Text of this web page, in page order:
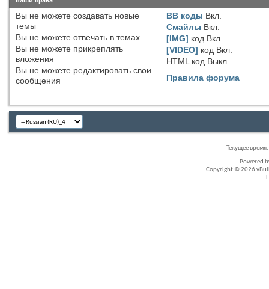
Вы не можете создавать новые
темы
Вы не можете отвечать в темах
Вы не можете прикреплять
вложения
Вы не можете редактировать свои
сообщения
BB коды Вкл.
Смайлы Вкл.
[IMG] код Вкл.
[VIDEO] код Вкл.
HTML код Выкл.
Правила форума
Текущее время:
Powered
Copyright © 2026